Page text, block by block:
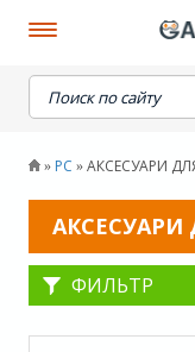
When
» PC » АКСЕСУАРИ
АКСЕСУАРИ
ФИЛЬТР